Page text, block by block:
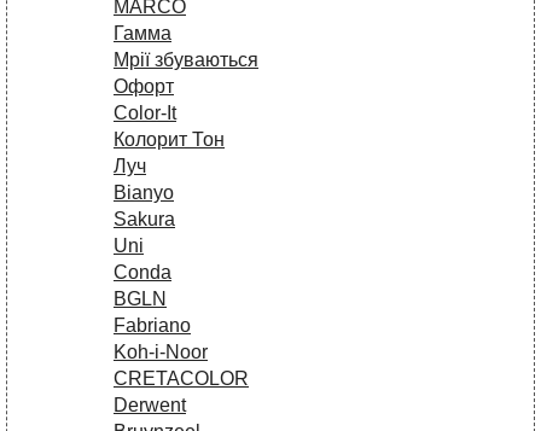
MARCO
Гамма
Мрії збуваються
Офорт
Сolor-It
Колорит Тон
Луч
Bianyo
Sakura
Uni
Conda
BGLN
Fabriano
Koh-i-Noor
CRETACOLOR
Derwent